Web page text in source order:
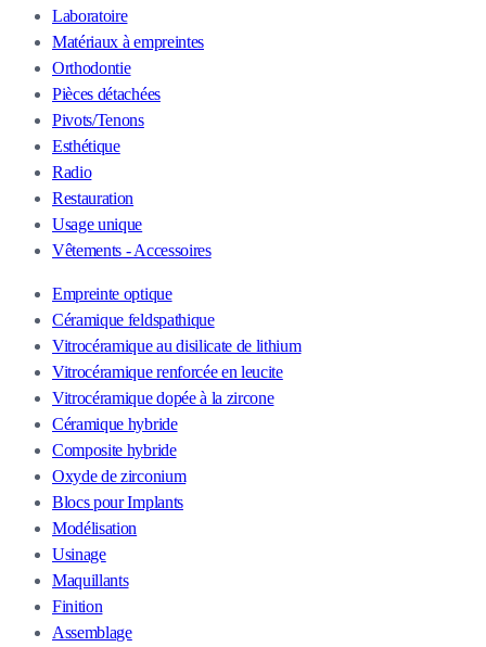
Laboratoire
Matériaux à empreintes
Orthodontie
Pièces détachées
Pivots/Tenons
Esthétique
Radio
Restauration
Usage unique
Vêtements - Accessoires
Empreinte optique
Céramique feldspathique
Vitrocéramique au disilicate de lithium
Vitrocéramique renforcée en leucite
Vitrocéramique dopée à la zircone
Céramique hybride
Composite hybride
Oxyde de zirconium
Blocs pour Implants
Modélisation
Usinage
Maquillants
Finition
Assemblage